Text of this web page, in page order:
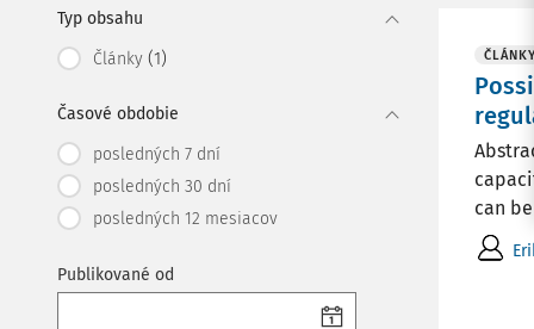
Typ obsahu
Články (1)
Časové obdobie
posledných 7 dní
posledných 30 dní
posledných 12 mesiacov
Publikované od
ČLÁNKY
can